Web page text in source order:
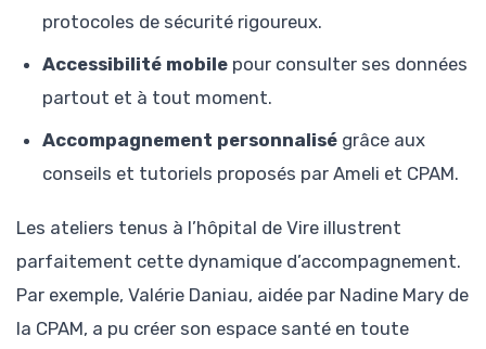
protocoles de sécurité rigoureux.
Accessibilité mobile pour consulter ses données
partout et à tout moment.
Accompagnement personnalisé grâce aux
conseils et tutoriels proposés par Ameli et CPAM.
Les ateliers tenus à l’hôpital de Vire illustrent
parfaitement cette dynamique d’accompagnement.
Par exemple, Valérie Daniau, aidée par Nadine Mary de
la CPAM, a pu créer son espace santé en toute